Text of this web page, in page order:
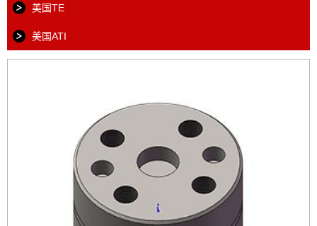
美国TE
美国ATI